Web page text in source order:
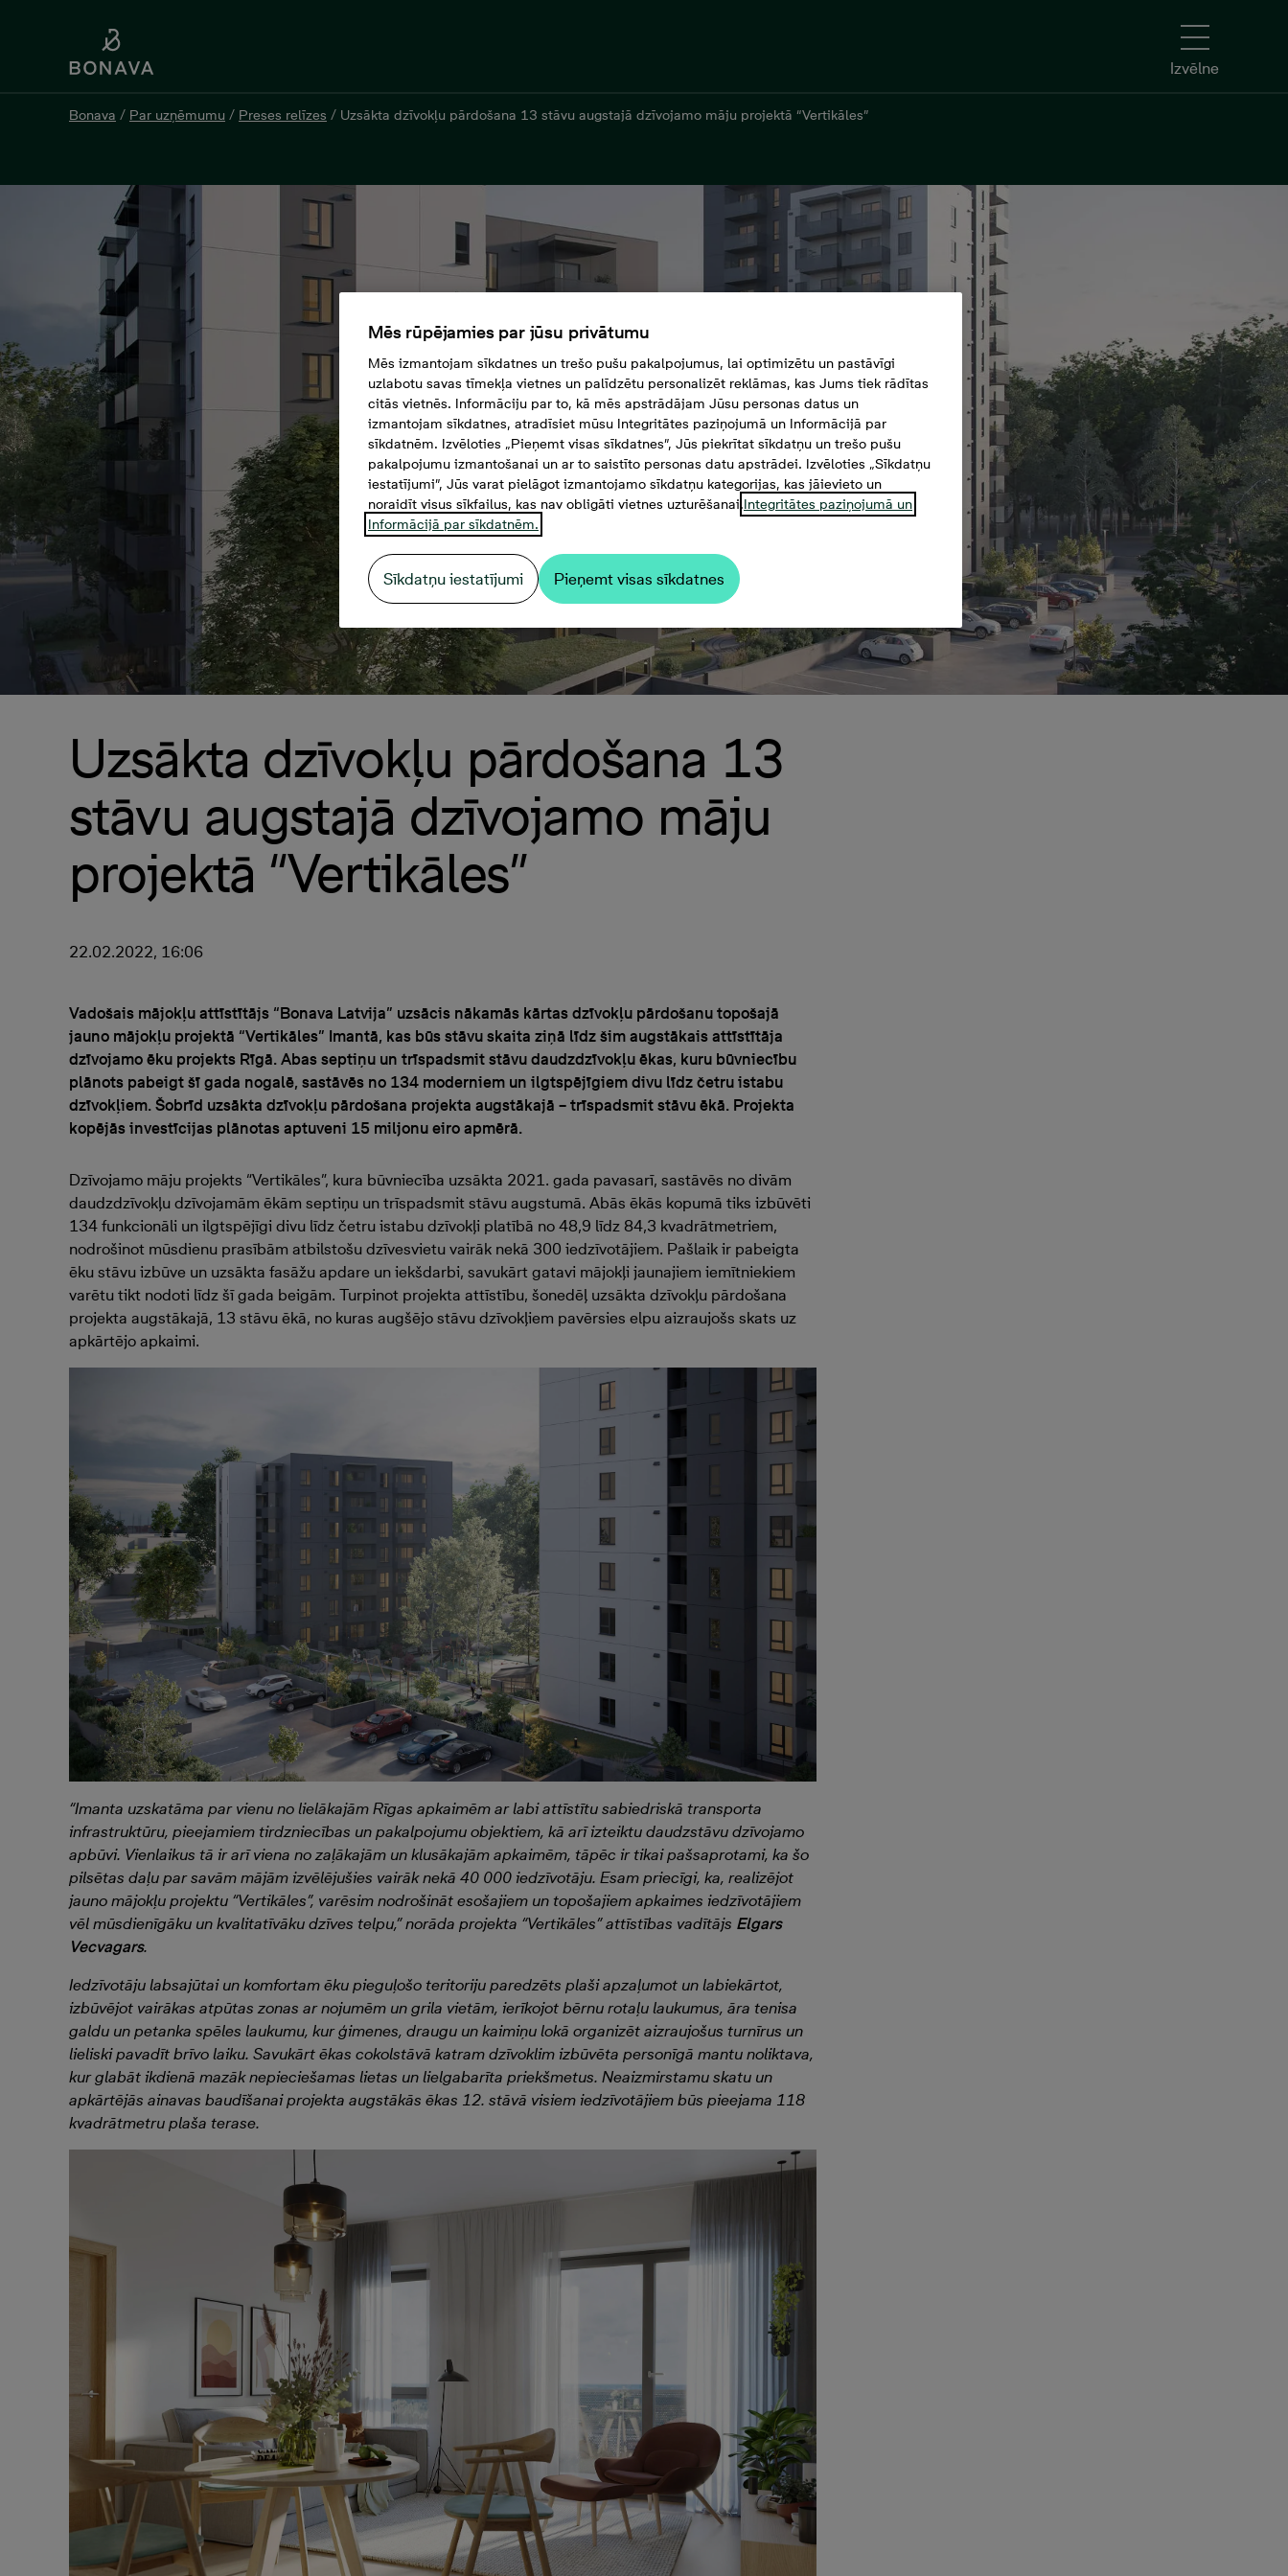
Izvēlne
Bonava / Par uzņēmumu / Preses relīzes / Uzsākta dzīvokļu pārdošana 13 stāvu augstajā dzīvojamo māju projektā “Vertikāles”
Uzsākta dzīvokļu pārdošana 13
stāvu augstajā dzīvojamo māju
projektā “Vertikāles”
22.02.2022, 16:06
Vadošais mājokļu attīstītājs “Bonava Latvija” uzsācis nākamās kārtas dzīvokļu pārdošanu topošajā
jauno mājokļu projektā “Vertikāles” Imantā, kas būs stāvu skaita ziņā līdz šim augstākais attīstītāja
dzīvojamo ēku projekts Rīgā. Abas septiņu un trīspadsmit stāvu daudzdzīvokļu ēkas, kuru būvniecību
plānots pabeigt šī gada nogalē, sastāvēs no 134 moderniem un ilgtspējīgiem divu līdz četru istabu
dzīvokļiem. Šobrīd uzsākta dzīvokļu pārdošana projekta augstākajā – trīspadsmit stāvu ēkā. Projekta
kopējās investīcijas plānotas aptuveni 15 miljonu eiro apmērā.
Dzīvojamo māju projekts “Vertikāles”, kura būvniecība uzsākta 2021. gada pavasarī, sastāvēs no divām
daudzdzīvokļu dzīvojamām ēkām septiņu un trīspadsmit stāvu augstumā. Abās ēkās kopumā tiks izbūvēti
134 funkcionāli un ilgtspējīgi divu līdz četru istabu dzīvokļi platībā no 48,9 līdz 84,3 kvadrātmetriem,
nodrošinot mūsdienu prasībām atbilstošu dzīvesvietu vairāk nekā 300 iedzīvotājiem. Pašlaik ir pabeigta
ēku stāvu izbūve un uzsākta fasāžu apdare un iekšdarbi, savukārt gatavi mājokļi jaunajiem iemītniekiem
varētu tikt nodoti līdz šī gada beigām. Turpinot projekta attīstību, šonedēļ uzsākta dzīvokļu pārdošana
projekta augstākajā, 13 stāvu ēkā, no kuras augšējo stāvu dzīvokļiem pavērsies elpu aizraujošs skats uz
apkārtējo apkaimi.
“Imanta uzskatāma par vienu no lielākajām Rīgas apkaimēm ar labi attīstītu sabiedriskā transporta
infrastruktūru, pieejamiem tirdzniecības un pakalpojumu objektiem, kā arī izteiktu daudzstāvu dzīvojamo
apbūvi. Vienlaikus tā ir arī viena no zaļākajām un klusākajām apkaimēm, tāpēc ir tikai pašsaprotami, ka šo
pilsētas daļu par savām mājām izvēlējušies vairāk nekā 40 000 iedzīvotāju. Esam priecīgi, ka, realizējot
jauno mājokļu projektu “Vertikāles”, varēsim nodrošināt esošajiem un topošajiem apkaimes iedzīvotājiem
vēl mūsdienīgāku un kvalitatīvāku dzīves telpu,” norāda projekta “Vertikāles” attīstības vadītājs Elgars
Vecvagars.
Iedzīvotāju labsajūtai un komfortam ēku pieguļošo teritoriju paredzēts plaši apzaļumot un labiekārtot,
izbūvējot vairākas atpūtas zonas ar nojumēm un grila vietām, ierīkojot bērnu rotaļu laukumus, āra tenisa
galdu un petanka spēles laukumu, kur ģimenes, draugu un kaimiņu lokā organizēt aizraujošus turnīrus un
lieliski pavadīt brīvo laiku. Savukārt ēkas cokolstāvā katram dzīvoklim izbūvēta personīgā mantu noliktava,
kur glabāt ikdienā mazāk nepieciešamas lietas un lielgabarīta priekšmetus. Neaizmirstamu skatu un
apkārtējās ainavas baudīšanai projekta augstākās ēkas 12. stāvā visiem iedzīvotājiem būs pieejama 118
kvadrātmetru plaša terase.
Mēs rūpējamies par jūsu privātumu
Mēs izmantojam sīkdatnes un trešo pušu pakalpojumus, lai optimizētu un pastāvīgi
uzlabotu savas tīmekļa vietnes un palīdzētu personalizēt reklāmas, kas Jums tiek rādītas
citās vietnēs. Informāciju par to, kā mēs apstrādājam Jūsu personas datus un
izmantojam sīkdatnes, atradīsiet mūsu Integritātes paziņojumā un Informācijā par
sīkdatnēm. Izvēloties „Pieņemt visas sīkdatnes”, Jūs piekrītat sīkdatņu un trešo pušu
pakalpojumu izmantošanai un ar to saistīto personas datu apstrādei. Izvēloties „Sīkdatņu
iestatījumi”, Jūs varat pielāgot izmantojamo sīkdatņu kategorijas, kas jāievieto un
noraidīt visus sīkfailus, kas nav obligāti vietnes uzturēšanai.Integritātes paziņojumā un
Informācijā par sīkdatnēm.
Sīkdatņu iestatījumi Pieņemt visas sīkdatnes